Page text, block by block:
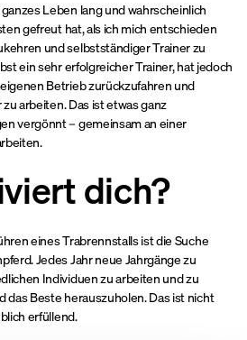
Leben lang und wahrscheinlich
gefreut hat, als ich mich entschieden
und selbstständiger Trainer zu
ein sehr erfolgreicher Trainer, hat jedoch
Betrieb zurückzufahren und
arbeiten. Das ist etwas ganz
vergönnt – gemeinsam an einer
dich?
eines Trabrennstalls ist die Suche
Jedes Jahr neue Jahrgänge zu
Individuen zu arbeiten und zu
das Beste herauszuholen. Das ist nicht
erfüllend.